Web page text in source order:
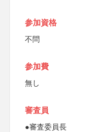
参加資格
不問
参加費
無し
審査員
●審査委員長